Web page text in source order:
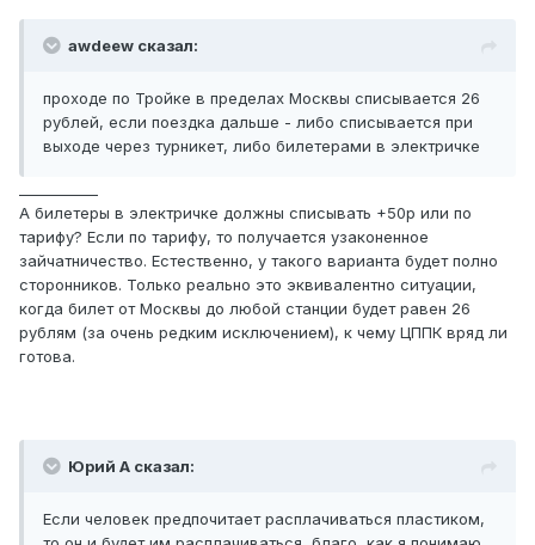
awdeew сказал:
проходе по Тройке в пределах Москвы списывается 26
рублей, если поездка дальше - либо списывается при
выходе через турникет, либо билетерами в электричке
А билетеры в электричке должны списывать +50р или по
тарифу? Если по тарифу, то получается узаконенное
зайчатничество. Естественно, у такого варианта будет полно
сторонников. Только реально это эквивалентно ситуации,
когда билет от Москвы до любой станции будет равен 26
рублям (за очень редким исключением), к чему ЦППК вряд ли
готова.
Юрий А сказал:
Если человек предпочитает расплачиваться пластиком,